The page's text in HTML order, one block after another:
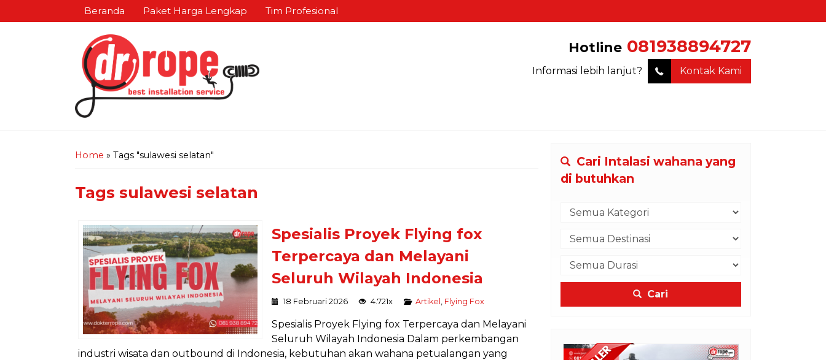
Beranda Paket Harga Lengkap Tim Profesional
Hotline 081938894727
Informasi lebih lanjut? Kontak Kami
Home » Tags "sulawesi selatan"
Tags sulawesi selatan
Spesialis Proyek Flying fox
Terpercaya dan Melayani
Seluruh Wilayah Indonesia
18 Februari 2026 4.721x Artikel Flying Fox
Spesialis Proyek Flying fox Terpercaya dan Melayani
Seluruh Wilayah Indonesia Dalam perkembangan
industri wisata dan outbound di Indonesia, kebutuhan akan wahana petualangan yang
Cari Intalasi wahana yang
di butuhkan
Cari